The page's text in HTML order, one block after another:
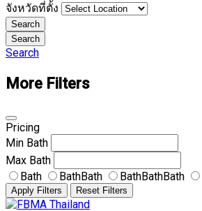
จังหวัดที่ตั้ง
Search
Search
Search
More Filters
Pricing
Min Bath
Max Bath
Bath
BathBath BathBathBath
Apply Filters Reset Filters
Skip